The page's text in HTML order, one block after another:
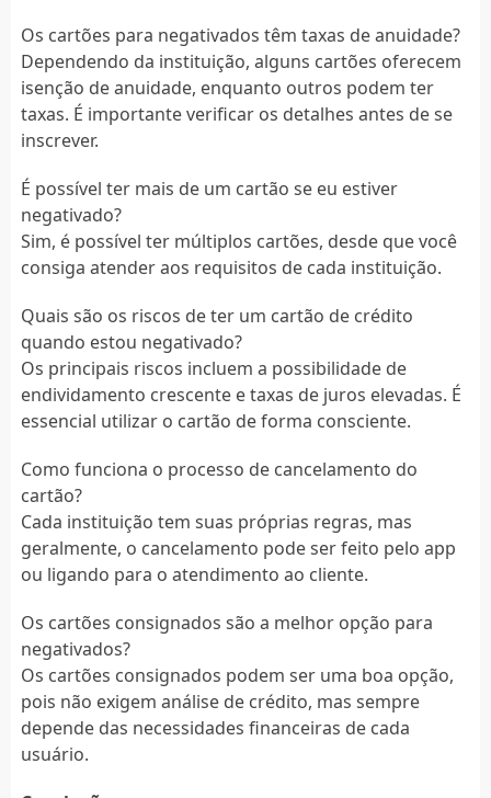
Os cartões para negativados têm taxas de anuidade?
Dependendo da instituição, alguns cartões oferecem
isenção de anuidade, enquanto outros podem ter
taxas. É importante verificar os detalhes antes de se
inscrever.
É possível ter mais de um cartão se eu estiver
negativado?
Sim, é possível ter múltiplos cartões, desde que você
consiga atender aos requisitos de cada instituição.
Quais são os riscos de ter um cartão de crédito
quando estou negativado?
Os principais riscos incluem a possibilidade de
endividamento crescente e taxas de juros elevadas. É
essencial utilizar o cartão de forma consciente.
Como funciona o processo de cancelamento do
cartão?
Cada instituição tem suas próprias regras, mas
geralmente, o cancelamento pode ser feito pelo app
ou ligando para o atendimento ao cliente.
Os cartões consignados são a melhor opção para
negativados?
Os cartões consignados podem ser uma boa opção,
pois não exigem análise de crédito, mas sempre
depende das necessidades financeiras de cada
usuário.